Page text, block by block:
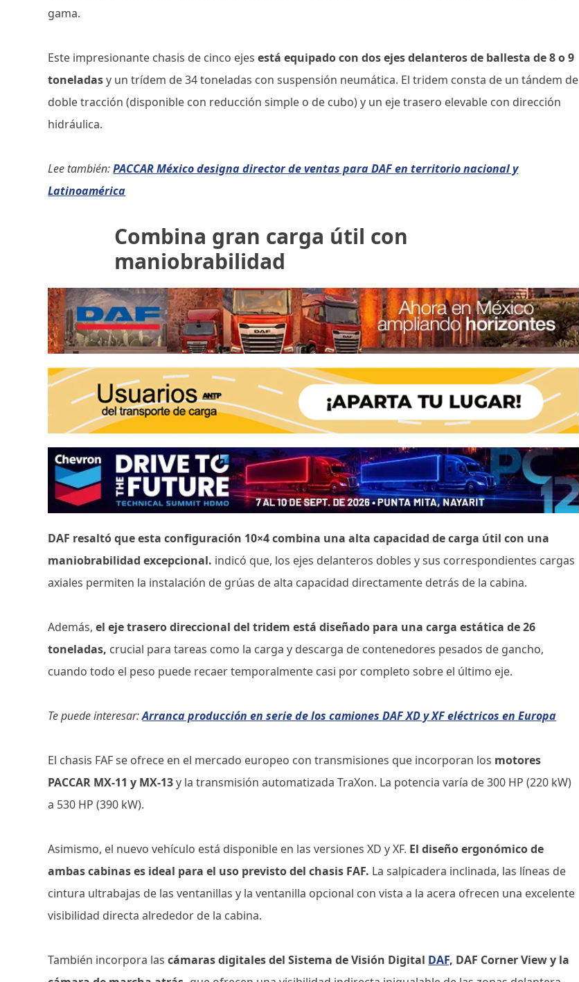
gama.
Este impresionante chasis de cinco ejesestá equipado con dos ejes delanteros de ballesta de 8 o 9
toneladasy un trídem de 34 toneladas con suspensión neumática. El tridem consta de un tándem de
doble tracción (disponible con reducción simple o de cubo) y un eje trasero elevable con dirección
hidráulica.
Lee también:PACCAR México designa director de ventas para DAF en territorio nacional y
Latinoamérica
Combina gran carga útil con
maniobrabilidad
DAF resaltó que esta configuración 10×4 combina una alta capacidad de carga útil con una
maniobrabilidad excepcional. indicó que, los ejes delanteros dobles y sus correspondientes cargas
axiales permiten la instalación de grúas de alta capacidad directamente detrás de la cabina.
Además,el eje trasero direccional del tridem está diseñado para una carga estática de 26
toneladas, crucial para tareas como la carga y descarga de contenedores pesados ​​de gancho,
cuando todo el peso puede recaer temporalmente casi por completo sobre el último eje.
Te puede interesar:Arranca producción en serie de los camiones DAF XD y XF eléctricos en Europa
El chasis FAF se ofrece en el mercado europeo con transmisiones que incorporan los motores
PACCAR MX-11 y MX-13y la transmisión automatizada TraXon. La potencia varía de 300 HP (220 kW)
a 530 HP (390 kW).
Asimismo, el nuevo vehículo está disponible en las versiones XD y XF. El diseño ergonómico de
ambas cabinas es ideal para el uso previsto del chasis FAF. La salpicadera inclinada, las líneas de
cintura ultrabajas de las ventanillas y la ventanilla opcional con vista a la acera ofrecen una excelente
visibilidad directa alrededor de la cabina.
También incorpora lascámaras digitales del Sistema de Visión Digital DAF, DAF Corner View y la